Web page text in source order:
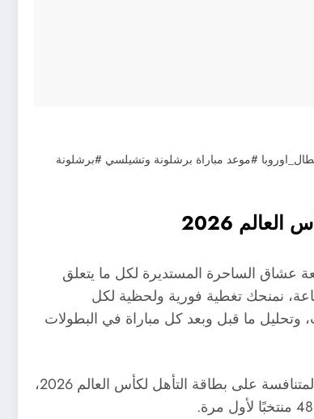
#موعد مباراة برشلونة وتشيلسي #برشلونة
2026
عشاق الساحرة المستديرة لكل ما يتعلق
نمنحك تغطية فورية ولحظية لكل
وتحليل ما قبل وبعد كل مباراة في البطولات
نأخذك في رحلة رياضية مشتعلة، مع متابعة خاصة لكل المنتخبات المتنافسة على بطاقة التأهل لكأس العالم 2026،